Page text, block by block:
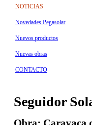
NOTICIAS
Novedades Pegasolar
Nuevos productos
Nuevas obras
CONTACTO
Seguidor